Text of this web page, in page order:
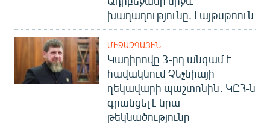
խաղաղությունը. Լայթսթոուն
ՄԻՋԱԶԳԱՅԻՆ
Կադիրովը 3-րդ անգամ է
հավակնում Չեչնիայի
ղեկավարի պաշտոնին․ ԿԸՀ-ն
գրանցել է նրա
թեկնածությունը